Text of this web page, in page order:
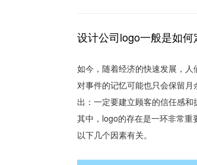
设计公司logo一般是如何
如今，随着经济的快速发展，
对事件的记忆可能也只会保留
出：一定要建立顾客的信任感
其中，logo的存在是一环非常
以下几个因素有关。